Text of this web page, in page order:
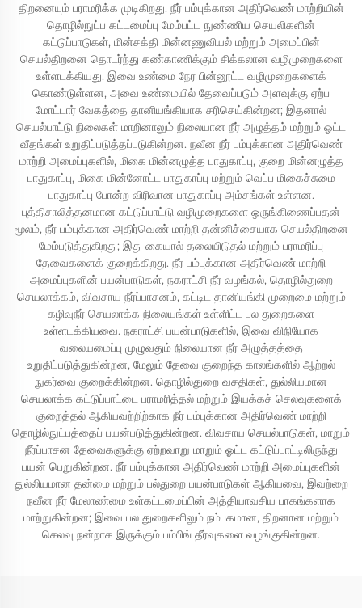
திறனையும் பராமரிக்க முடிகிறது. நீர் பம்புக்கான அதிர்வெண் மாற்றியின்
தொழில்நுட்ப கட்டமைப்பு மேம்பட்ட நுண்ணிய செயலிகளின்
கட்டுப்பாடுகள், மின்சக்தி மின்னணுவியல் மற்றும் அமைப்பின்
செயல்திறனை தொடர்ந்து கண்காணிக்கும் சிக்கலான வழிமுறைகளை
உள்ளடக்கியது. இவை உண்மை நேர பின்னூட்ட வழிமுறைகளைக்
கொண்டுள்ளன, அவை உண்மையில் தேவைப்படும் அளவுக்கு ஏற்ப
மோட்டார் வேகத்தை தானியங்கியாக சரிசெய்கின்றன; இதனால்
செயல்பாட்டு நிலைகள் மாறினாலும் நிலையான நீர் அழுத்தம் மற்றும் ஓட்ட
வீதங்கள் உறுதிப்படுத்தப்படுகின்றன. நவீன நீர் பம்புக்கான அதிர்வெண்
மாற்றி அமைப்புகளில், மிகை மின்னழுத்த பாதுகாப்பு, குறை மின்னழுத்த
பாதுகாப்பு, மிகை மின்னோட்ட பாதுகாப்பு மற்றும் வெப்ப மிகைச்சுமை
பாதுகாப்பு போன்ற விரிவான பாதுகாப்பு அம்சங்கள் உள்ளன.
புத்திசாலித்தனமான கட்டுப்பாட்டு வழிமுறைகளை ஒருங்கிணைப்பதன்
மூலம், நீர் பம்புக்கான அதிர்வெண் மாற்றி தன்னிச்சையாக செயல்திறனை
மேம்படுத்துகிறது; இது கையால் தலையிடுதல் மற்றும் பராமரிப்பு
தேவைகளைக் குறைக்கிறது. நீர் பம்புக்கான அதிர்வெண் மாற்றி
அமைப்புகளின் பயன்பாடுகள், நகராட்சி நீர் வழங்கல், தொழில்துறை
செயலாக்கம், விவசாய நீர்ப்பாசனம், கட்டிட தானியங்கி முறைமை மற்றும்
கழிவுநீர் செயலாக்க நிலையங்கள் உள்ளிட்ட பல துறைகளை
உள்ளடக்கியவை. நகராட்சி பயன்பாடுகளில், இவை விநியோக
வலையமைப்பு முழுவதும் நிலையான நீர் அழுத்தத்தை
உறுதிப்படுத்துகின்றன, மேலும் தேவை குறைந்த காலங்களில் ஆற்றல்
நுகர்வை குறைக்கின்றன. தொழில்துறை வசதிகள், துல்லியமான
செயலாக்க கட்டுப்பாட்டை பராமரித்தல் மற்றும் இயக்கச் செலவுகளைக்
குறைத்தல் ஆகியவற்றிற்காக நீர் பம்புக்கான அதிர்வெண் மாற்றி
தொழில்நுட்பத்தைப் பயன்படுத்துகின்றன. விவசாய செயல்பாடுகள், மாறும்
நீர்ப்பாசன தேவைகளுக்கு ஏற்றவாறு மாறும் ஓட்ட கட்டுப்பாட்டிலிருந்து
பயன் பெறுகின்றன. நீர் பம்புக்கான அதிர்வெண் மாற்றி அமைப்புகளின்
துல்லியமான தன்மை மற்றும் பல்துறை பயன்பாடுகள் ஆகியவை, இவற்றை
நவீன நீர் மேலாண்மை உள்கட்டமைப்பின் அத்தியாவசிய பாகங்களாக
மாற்றுகின்றன; இவை பல துறைகளிலும் நம்பகமான, திறனான மற்றும்
செலவு நன்றாக இருக்கும் பம்பிங் தீர்வுகளை வழங்குகின்றன.